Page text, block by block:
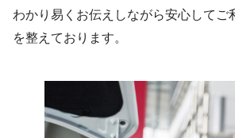
わかり易くお伝えしながら安心してご
を整えております。